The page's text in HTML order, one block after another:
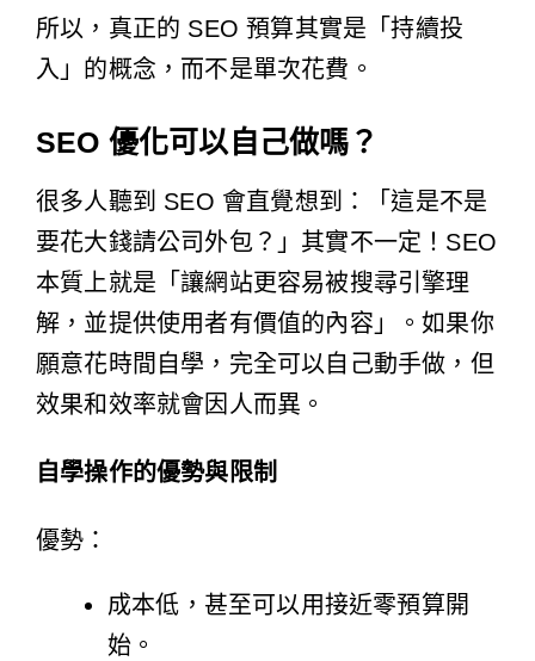
所以，真正的 SEO 預算其實是「持續投
入」的概念，而不是單次花費。
SEO 優化可以自己做嗎？
很多人聽到 SEO 會直覺想到：「這是不是
要花大錢請公司外包？」其實不一定！SEO
本質上就是「讓網站更容易被搜尋引擎理
解，並提供使用者有價值的內容」。如果你
願意花時間自學，完全可以自己動手做，但
效果和效率就會因人而異。
自學操作的優勢與限制
優勢：
成本低，甚至可以用接近零預算開
始。